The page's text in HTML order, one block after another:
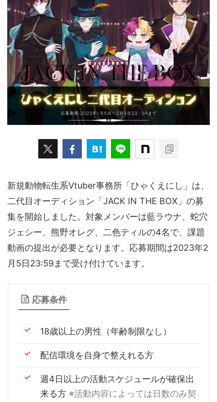
タグ一覧
ARKit BitStar（ぶいらいぶ） CG(2D/3D) esports
Fortnite HMD HoloModels Music NEWS
PR/提供 Roblox Steam TGS VRChat
にじさんじ アウトドア アニメ アプリ
アミューズメント イベント オーディション
キャンペーン クラウドファンディング
ソーシャルVR デジモノ バーチャルYouTuber
仮想通貨/NFT 季節 映画 東京 東雲めぐ
海外 演劇・舞台 特集企画 生成AI
新規動物転生系Vtuber事務所「ひゃくえにし」は、
二代目オーディション「JACK IN THE BOX」の募
集を開始しました。対象メンバーは藍ラウナ、蛇穴
ジェシー、熊野オレグ、二色ティルの4名で、課題
動画の提出が必要となります。応募期間は2023年2
月5日23:59まで受け付けています。
応募条件
18歳以上の男性（年齢制限なし）
配信環境を自身で整えれる方
週4日以上の活動スケジュールが確保出
来る方 ※活動内容によっては日数のみ契